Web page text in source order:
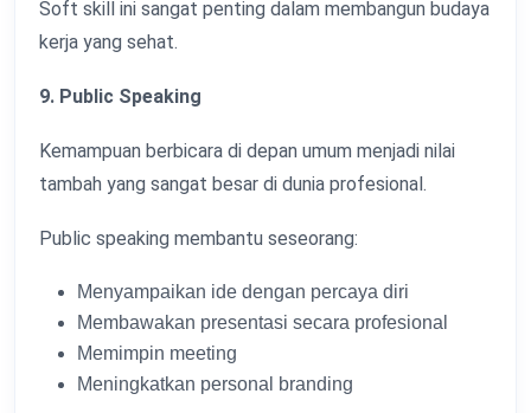
Soft skill ini sangat penting dalam membangun budaya
kerja yang sehat.
9. Public Speaking
Kemampuan berbicara di depan umum menjadi nilai
tambah yang sangat besar di dunia profesional.
Public speaking membantu seseorang:
Menyampaikan ide dengan percaya diri
Membawakan presentasi secara profesional
Memimpin meeting
Meningkatkan personal branding